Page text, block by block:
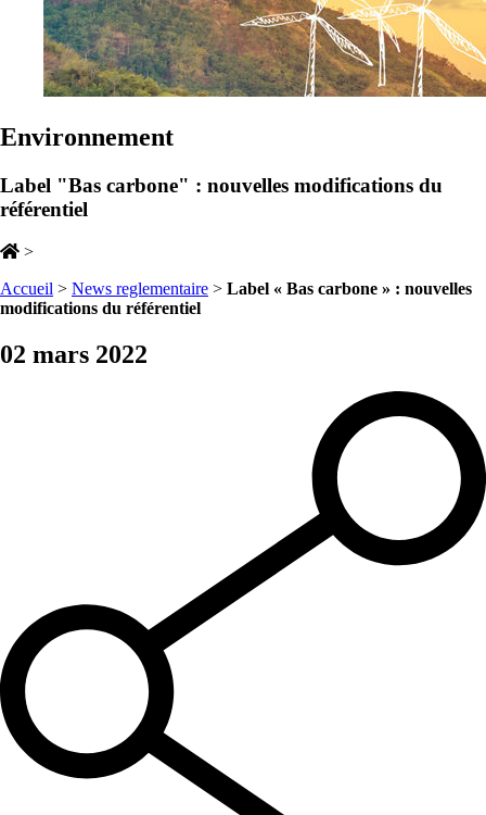
Environnement
Label "Bas carbone" : nouvelles modifications du
référentiel
>
Accueil > News reglementaire > Label « Bas carbone » : nouvelles
modifications du référentiel
02 mars 2022